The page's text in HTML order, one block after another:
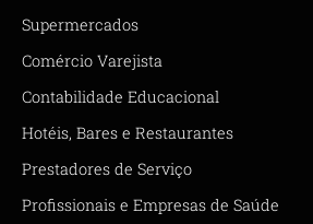
Supermercados
Comércio Varejista
Contabilidade Educacional
Hotéis, Bares e Restaurantes
Prestadores de Serviço
Profissionais e Empresas de Saúde